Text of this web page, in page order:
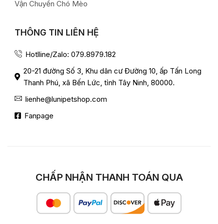
Vận Chuyển Chó Mèo
THÔNG TIN LIÊN HỆ
Hotlline/Zalo: 079.8979.182
20-21 đường Số 3, Khu dân cư Đường 10, ấp Tấn Long
Thanh Phú, xã Bến Lức, tỉnh Tây Ninh, 80000.
lienhe@lunipetshop.com
Fanpage
CHẤP NHẬN THANH TOÁN QUA